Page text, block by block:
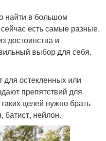
найти в большом
есть самые разные.
достоинства и
выбор для себя.
для остекленных или
препятствий для
целей нужно брать
батист, нейлон.